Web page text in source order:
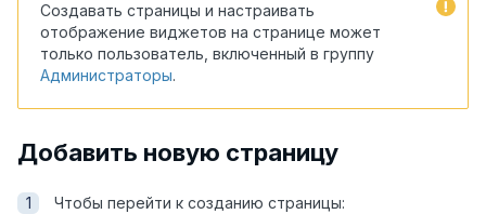
Создавать страницы и настраивать
отображение виджетов на странице может
только пользователь, включенный в группу
Администраторы.
Добавить новую страницу
Чтобы перейти к созданию страницы: